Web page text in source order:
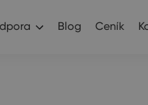
Blog Ceník